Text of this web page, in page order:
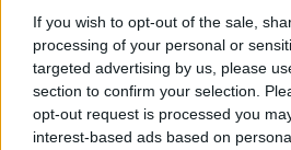
If you wish to opt-out of the sale,
processing of your personal or
targeted advertising by us, please
section to confirm your selection.
opt-out request is processed you
interest-based ads based on
cliccandoqui
TEMI: Confcommercio Olbia
Notizie Olbia